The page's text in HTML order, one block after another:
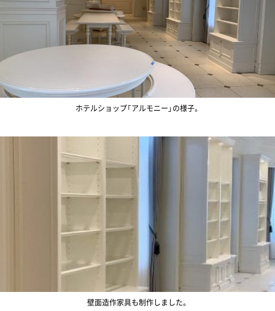
ホテルショップ「アルモニー」の様子。
壁面造作家具も制作しました。